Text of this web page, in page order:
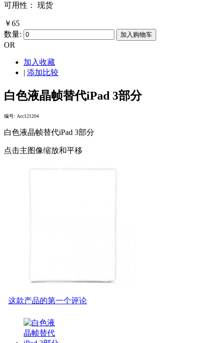
可用性： 现货
￥65
数量:
加入购物车
OR
加入收藏
| 添加比较
白色液晶帧替代iPad 3部分
编号: Acc121204
白色液晶帧替代iPad 3部分
点击主图像缩放和平移
这款产品的第一个评论